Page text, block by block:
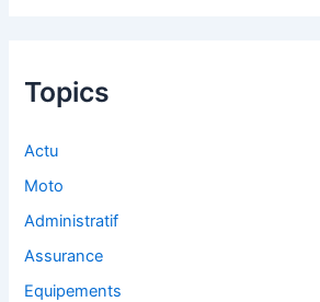
Topics
Actu
Moto
Administratif
Assurance
Equipements